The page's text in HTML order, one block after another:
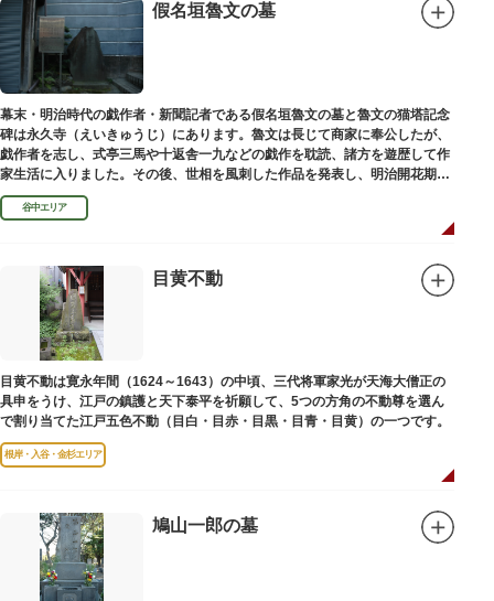
假名垣魯文の墓
幕末・明治時代の戯作者・新聞記者である假名垣魯文の墓と魯文の猫塔記念
碑は永久寺（えいきゅうじ）にあります。魯文は長じて商家に奉公したが、
戯作者を志し、式亭三馬や十返舎一九などの戯作を耽読、諸方を遊歴して作
家生活に入りました。その後、世相を風刺した作品を発表し、明治開花期の
花形作家となりました。墓石には、聖観音を線刻した板碑がはめ込まれてい
ます。谷中エリア
目黄不動
目黄不動は寛永年間（1624～1643）の中頃、三代将軍家光が天海大僧正の
具申をうけ、江戸の鎮護と天下泰平を祈願して、5つの方角の不動尊を選ん
で割り当てた江戸五色不動（目白・目赤・目黒・目青・目黄）の一つです。
根岸・入谷・金杉エリア
鳩山一郎の墓